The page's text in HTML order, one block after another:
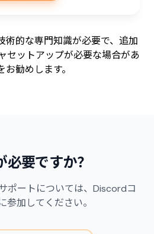
術的な専門知識が必要で、追加
セットアップが必要な場合があ
勧めします。
必要ですか？
ポートについては、Discordコ
参加してください。